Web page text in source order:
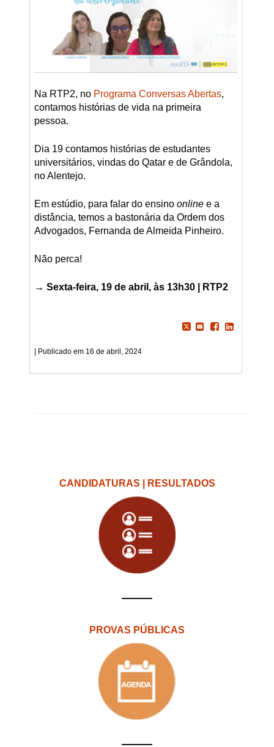
Na RTP2, no Programa Conversas Abertas,
contamos histórias de vida na primeira
pessoa.
Dia 19 contamoshistóriasde estudantes
universitários, vindas do Qatar e de Grândola,
no Alentejo.
Em estúdio, para falar do ensino onlinee a
distância, temos a bastonária da Ordem dos
Advogados, Fernanda de Almeida Pinheiro.
Não perca!
→ Sexta-feira, 19 de abril, às 13h30 | RTP2
16 de abril, 2024
CANDIDATURAS | RESULTADOS
PROVAS PÚBLICAS